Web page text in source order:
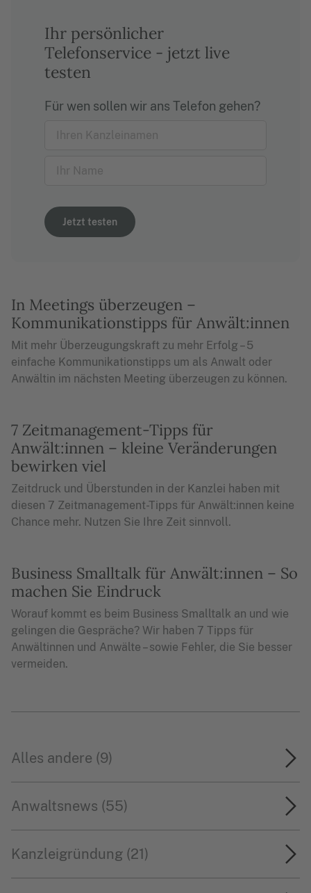
Ihr persönlicher
Telefonservice - jetzt live
testen
Für wen sollen wir ans Telefon gehen?
Jetzt testen
In Meetings überzeugen –
Kommunikationstipps für Anwält:innen
Mit mehr Überzeugungskraft zu mehr Erfolg – 5
einfache Kommunikationstipps um als Anwalt oder
Anwältin im nächsten Meeting überzeugen zu können.
7 Zeitmanagement-Tipps für
Anwält:innen – kleine Veränderungen
bewirken viel
Zeitdruck und Überstunden in der Kanzlei haben mit
diesen 7 Zeitmanagement-Tipps für Anwält:innen keine
Chance mehr. Nutzen Sie Ihre Zeit sinnvoll.
Business Smalltalk für Anwält:innen – So
machen Sie Eindruck
Worauf kommt es beim Business Smalltalk an und wie
gelingen die Gespräche? Wir haben 7 Tipps für
Anwältinnen und Anwälte – sowie Fehler, die Sie besser
vermeiden.
Alles andere (9)
Anwaltsnews (55)
Kanzleigründung (21)